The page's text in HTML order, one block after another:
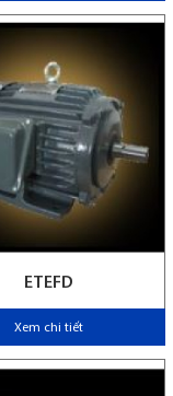
ETEFD
Xem chi tiết